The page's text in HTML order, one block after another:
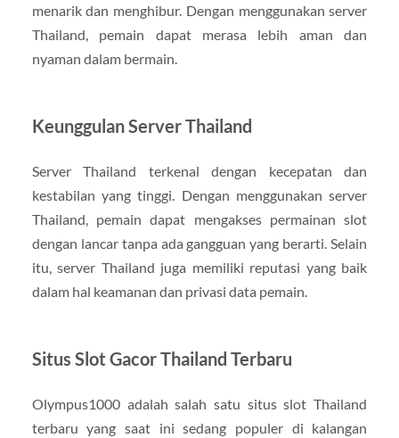
menarik dan menghibur. Dengan menggunakan server
Thailand, pemain dapat merasa lebih aman dan
nyaman dalam bermain.
Keunggulan Server Thailand
Server Thailand terkenal dengan kecepatan dan
kestabilan yang tinggi. Dengan menggunakan server
Thailand, pemain dapat mengakses permainan slot
dengan lancar tanpa ada gangguan yang berarti. Selain
itu, server Thailand juga memiliki reputasi yang baik
dalam hal keamanan dan privasi data pemain.
Situs Slot Gacor Thailand Terbaru
Olympus1000 adalah salah satu situs slot Thailand
terbaru yang saat ini sedang populer di kalangan